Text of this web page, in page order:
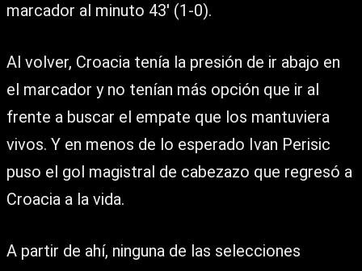
marcador al minuto 43′ (1-0).
Al volver, Croacia tenía la presión de ir abajo en
el marcador y no tenían más opción que ir al
frente a buscar el empate que los mantuviera
vivos. Y en menos de lo esperado Ivan Perisic
puso el gol magistral de cabezazo que regresó a
Croacia a la vida.
A partir de ahí, ninguna de las selecciones